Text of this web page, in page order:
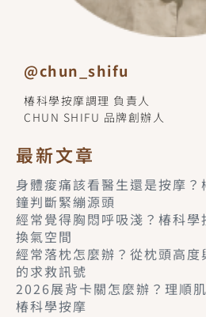
@chun_shifu
椿科學按摩調理 負責人
CHUN SHIFU 品牌創辦人
最新文章
身體痠痛該看醫生還是按摩
鐘判斷緊繃源頭
經常覺得胸悶呼吸淺？椿科
換氣空間
經常落枕怎麼辦？從枕頭高
的求救訊號
2026展背卡關怎麼辦？理順
椿科學按摩